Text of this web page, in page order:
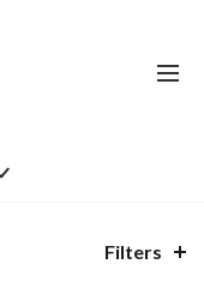
Filters